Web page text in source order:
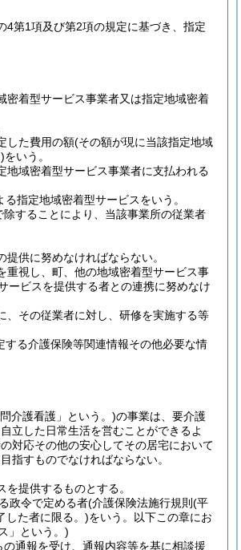
第1項及び第2項の規定に基づき、指定
着型サービス事業者又は指定地域密着
した費用の額(その額が現に当該指定地域
をいう。
域密着型サービス事業者に支払われる
指定地域密着型サービスをいう。
することにより、当該事業所の従業者
供に努めなければならない。
重視し、町、他の地域密着型サービス事
ービスを提供する者との連携に努めなけ
、その従業者に対し、研修を実施する等
る介護保険等関連情報その他必要な情
介護看護」という。)の事業は、要介護
立した日常生活を営むことができるよ
対応その他の安心してその居宅において
指すものでなければならない。
提供するものとする。
政令で定める者(介護保険法施行規則 (平
した者に限る。)をいう。以下この章にお
」という。)
通報を受け、通報内容等を基に相談援